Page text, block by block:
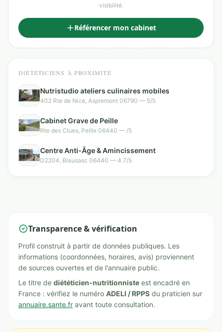
visibilité.
Référencer mon cabinet
DIÉTÉTICIENS À PROXIMITÉ
Nutristudio ateliers culinaires mobiles
402 Rte de Nice, Aspremont 06790 — 5/5
Cabinet Grave de Peille
Rte des Clues, Peille 06440 — /5
Centre Anti-Âge & Amincissement
D2204, Blausasc 06440 — 4.7/5
Transparence & vérification
Profil construit à partir de données publiques. Les
informations (coordonnées, horaires, avis) proviennent
de sources ouvertes et de l'annuaire public.
Le titre de diététicien-nutritionniste est encadré en
France : vérifiez le numéro ADELI / RPPS du praticien sur
annuaire.sante.fr avant toute consultation.